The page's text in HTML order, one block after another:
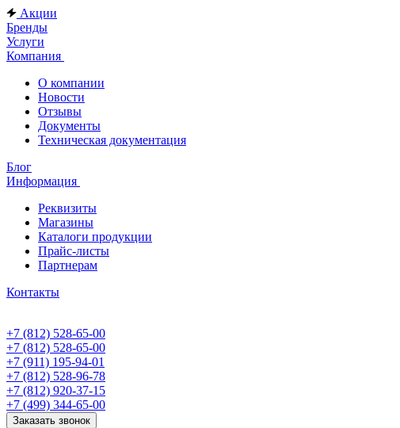
Акции
Бренды
Услуги
Компания
О компании
Новости
Отзывы
Документы
Техническая документация
Блог
Информация
Реквизиты
Магазины
Каталоги продукции
Прайс-листы
Партнерам
Контакты
+7 (812) 528-65-00
+7 (812) 528-65-00
+7 (911) 195-94-01
+7 (812) 528-96-78
+7 (812) 920-37-15
+7 (499) 344-65-00
Заказать звонок